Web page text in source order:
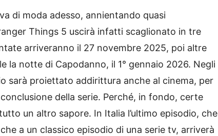
di moda adesso, annientando quasi
Things 5 uscirà infatti scaglionato in tre
arriveranno il 27 novembre 2025, poi altre
la notte di Capodanno, il 1° gennaio 2026. Negli
sarà proiettato addirittura anche al cinema, per
della serie. Perché, in fondo, certe
un altro sapore. In Italia l’ultimo episodio, che
a un classico episodio di una serie tv, arriverà